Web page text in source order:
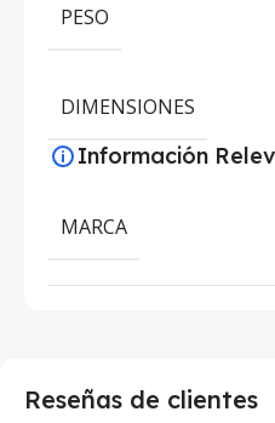
PESO
DIMENSIONES
Información
MARCA
Reseñas de clientes